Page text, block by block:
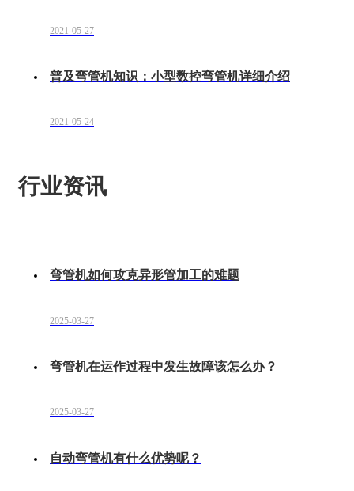
2021-05-27
普及弯管机知识：小型数控弯管机详细介绍
2021-05-24
行业资讯
弯管机如何攻克异形管加工的难题
2025-03-27
弯管机在运作过程中发生故障该怎么办？
2025-03-27
自动弯管机有什么优势呢？